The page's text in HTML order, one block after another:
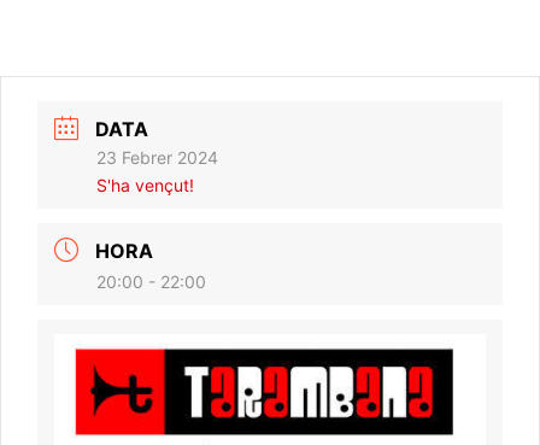
DATA
23 Febrer 2024
S'ha vençut!
HORA
20:00 - 22:00